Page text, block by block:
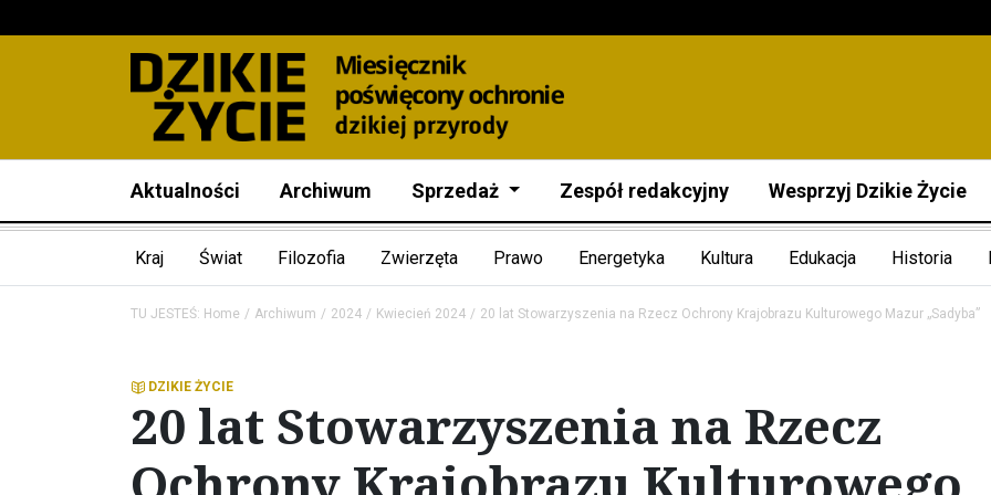
Aktualności Archiwum Sprzedaż Zespół redakcyjny Wesprzyj Dzikie Życie
Kraj Świat Filozofia Zwierzęta Prawo Energetyka Kultura Edukacja Historia
TU JESTEŚ: Home Archiwum 2024 Kwiecień 2024 20 lat Stowarzyszenia na Rzecz Ochrony Krajobrazu Kulturowego Mazur „Sadyba”
DZIKIE ŻYCIE
20 lat Stowarzyszenia na Rzecz